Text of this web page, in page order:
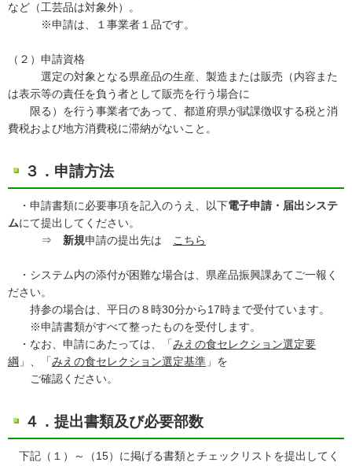
など（工芸品は対象外）。
※申請は、１事業者１品です。
（２）申請資格
選定の対象となる県産品の生産、製造または販売（内容また
は表示等の責任を負う者として販売を行う場合に
限る）を行う事業者であって、都道府県が賦課徴収する税と消
費税および地方消費税に滞納がないこと。
３．申請方法
・申請書類に必要事項を記入のうえ、以下電子申請・届出システ
ムにて提出してください。
⇒ 新規申請の提出先は こちら
・システム内の添付が困難な場合は、県産品振興課あてご一報く
ださい。
持参の場合は、平日の８時30分から17時まで受付ています。
※申請書類がすべて整ったものを受付します。
・なお、申請にあたっては、「みえの食セレクション選定要
綱 」、「みえの食セレクション選定基準 」を
ご確認ください。
４．提出書類及び必要部数
下記（１）～（15）に掲げる書類とチェックリストを提出してく